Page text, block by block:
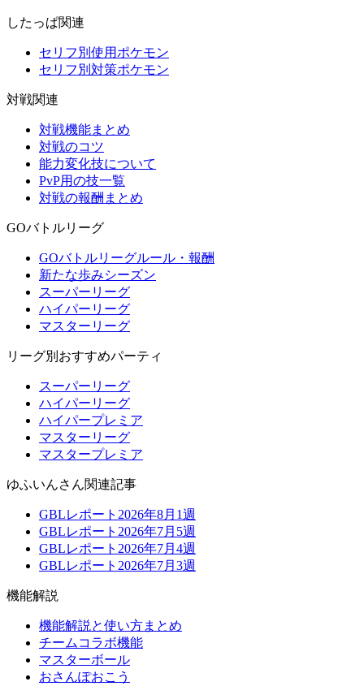
したっぱ関連
セリフ別使用ポケモン
セリフ別対策ポケモン
対戦関連
対戦機能まとめ
対戦のコツ
能力変化技について
PvP用の技一覧
対戦の報酬まとめ
GOバトルリーグ
GOバトルリーグルール・報酬
新たな歩みシーズン
スーパーリーグ
ハイパーリーグ
マスターリーグ
リーグ別おすすめパーティ
スーパーリーグ
ハイパーリーグ
ハイパープレミア
マスターリーグ
マスタープレミア
ゆふいんさん関連記事
GBLレポート2026年8月1週
GBLレポート2026年7月5週
GBLレポート2026年7月4週
GBLレポート2026年7月3週
機能解説
機能解説と使い方まとめ
チームコラボ機能
マスターボール
おさんぽおこう